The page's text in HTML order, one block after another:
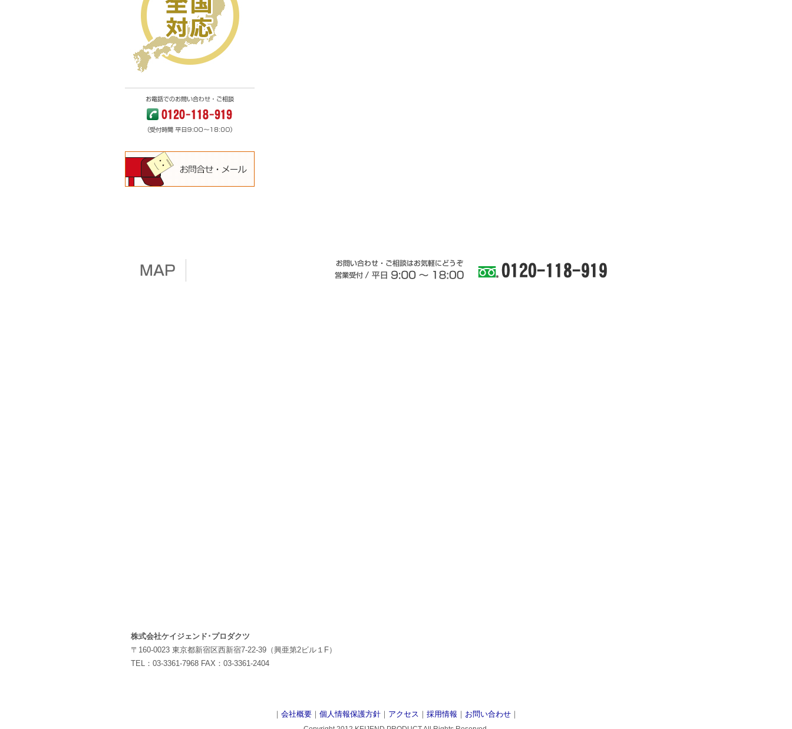
株式会社ケイジェンド･プロダクツ
〒160-0023 東京都新宿区西新宿7-22-39（興亜第2ビル１F）
TEL：03-3361-7968 FAX：03-3361-2404
｜ 会社概要 ｜ 個人情報保護方針 ｜ アクセス ｜ 採用情報 ｜ お問い合わせ ｜